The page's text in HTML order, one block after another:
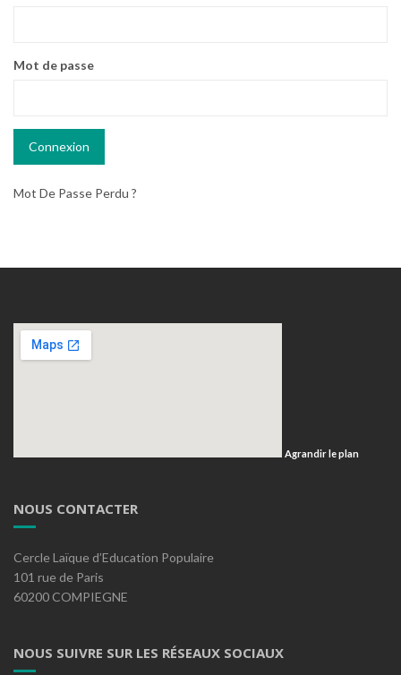
Mot de passe
Mot De Passe Perdu ?
Agrandir le plan
NOUS CONTACTER
Cercle Laïque d’Education Populaire
101 rue de Paris
60200 COMPIEGNE
NOUS SUIVRE SUR LES RÉSEAUX SOCIAUX